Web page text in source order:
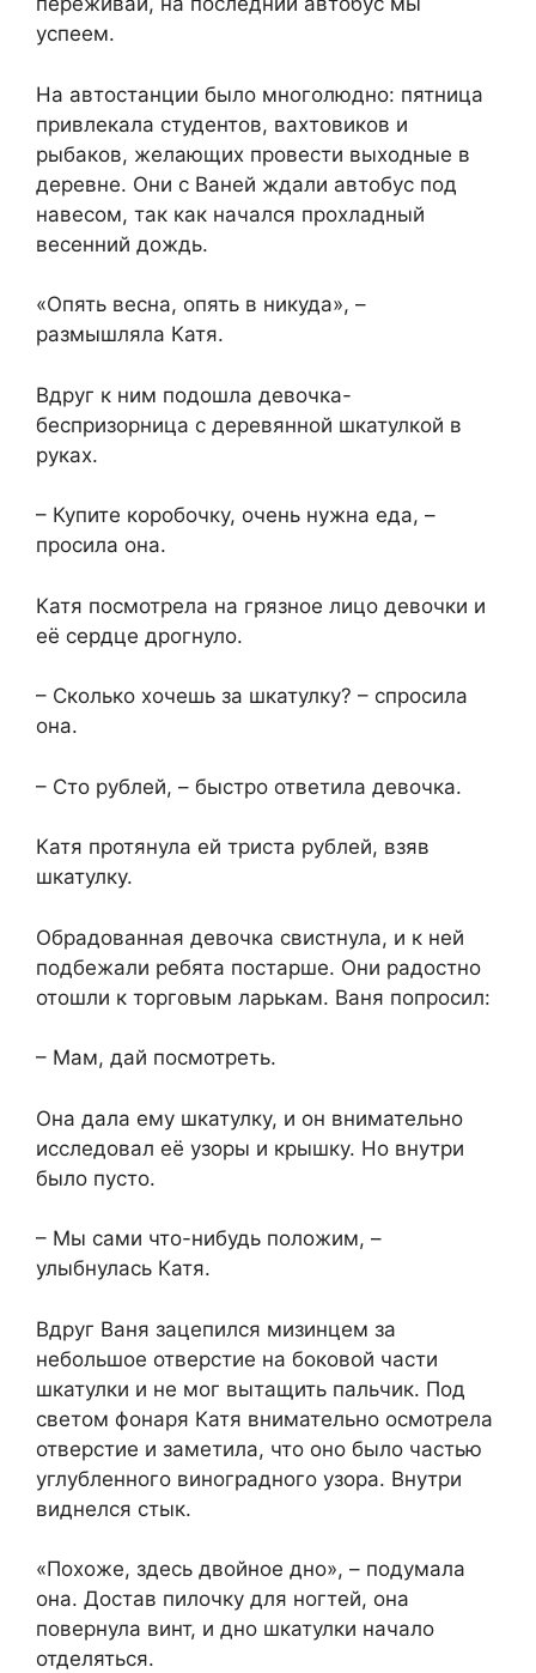
успеем.
На автостанции было многолюдно: пятница
привлекала студентов, вахтовиков и
рыбаков, желающих провести выходные в
деревне. Они с Ваней ждали автобус под
навесом, так как начался прохладный
весенний дождь.
«Опять весна, опять в никуда», –
размышляла Катя.
Вдруг к ним подошла девочка-
беспризорница с деревянной шкатулкой в
руках.
– Купите коробочку, очень нужна еда, –
просила она.
Катя посмотрела на грязное лицо девочки и
её сердце дрогнуло.
– Сколько хочешь за шкатулку? – спросила
она.
– Сто рублей, – быстро ответила девочка.
Катя протянула ей триста рублей, взяв
шкатулку.
Обрадованная девочка свистнула, и к ней
подбежали ребята постарше. Они радостно
отошли к торговым ларькам. Ваня попросил:
– Мам, дай посмотреть.
Она дала ему шкатулку, и он внимательно
исследовал её узоры и крышку. Но внутри
было пусто.
– Мы сами что-нибудь положим, –
улыбнулась Катя.
Вдруг Ваня зацепился мизинцем за
небольшое отверстие на боковой части
шкатулки и не мог вытащить пальчик. Под
светом фонаря Катя внимательно осмотрела
отверстие и заметила, что оно было частью
углубленного виноградного узора. Внутри
виднелся стык.
«Похоже, здесь двойное дно», – подумала
она. Достав пилочку для ногтей, она
повернула винт, и дно шкатулки начало
отделяться.